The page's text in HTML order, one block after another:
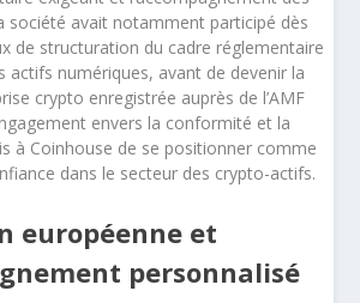
société avait notamment participé dès
de structuration du cadre réglementaire
actifs numériques, avant de devenir la
crypto enregistrée auprès de l’AMF
envers la conformité et la
à Coinhouse de se positionner comme
dans le secteur des crypto-actifs.
européenne et
personnalisé